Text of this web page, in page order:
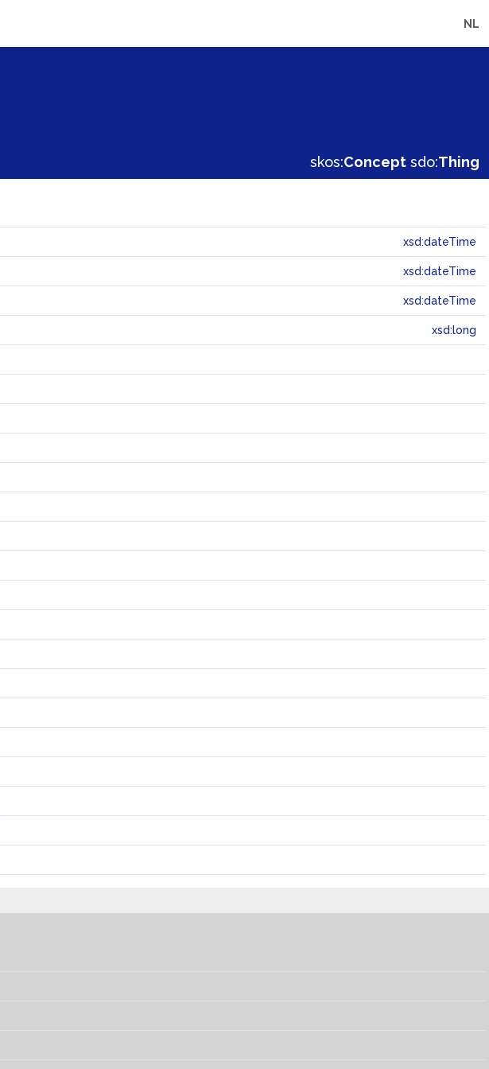
NL
skos:Concept sdo:Thing
xsd:dateTime
xsd:dateTime
xsd:dateTime
xsd:long